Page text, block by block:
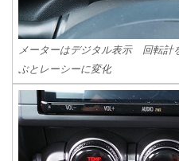
メーターはデジタル表示 回転
ぶとレーシーに変化